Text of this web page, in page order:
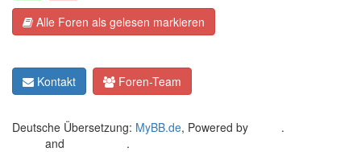
Alle Foren als gelesen markieren
Kontakt Foren-Team
Deutsche Übersetzung: MyBB.de, Powered by .
and .